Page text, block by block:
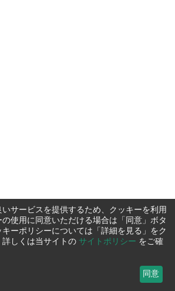
サービスを提供するため、クッキーを利用
使用に同意いただける場合は「同意」ボタ
ーポリシーについては「詳細を見る」をク
詳しくは当サイトの サイトポリシー をご確
同意